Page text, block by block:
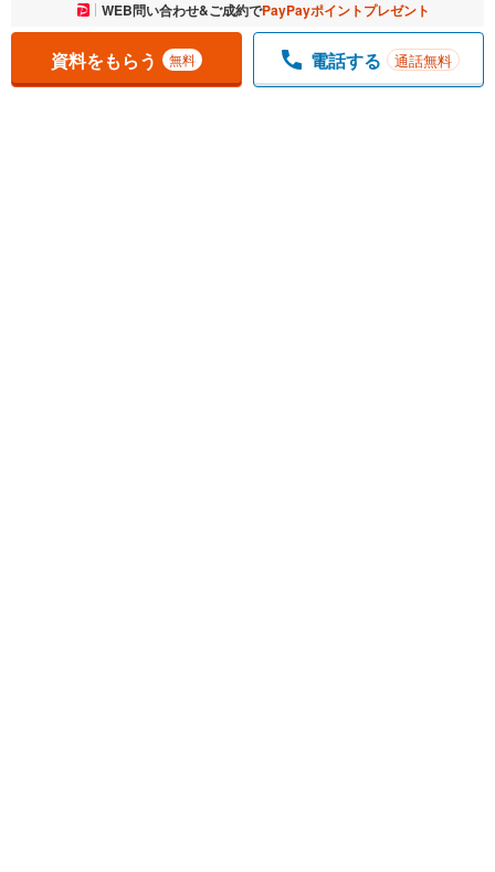
お気に入りに追加しました。 一覧を開く
WEB問い合わせ&ご成約でPayPayポイントプレゼント
資料をもらう 無料 電話する 通話無料